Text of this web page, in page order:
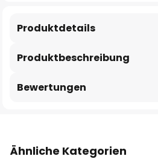
Produktbeschreibung
Produktdetails
Bewertungen
Ähnliche Kategorien